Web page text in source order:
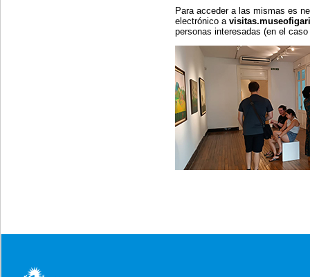
Para acceder a las mismas es
electrónico a
personas interesadas (en el